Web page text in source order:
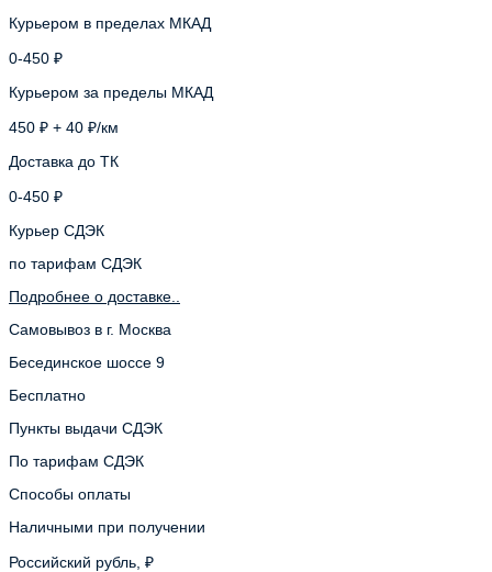
Курьером в пределах МКАД
0-450 ₽
Курьером за пределы МКАД
450 ₽ + 40 ₽/км
Доставка до ТК
0-450 ₽
Курьер СДЭК
по тарифам СДЭК
Подробнее о доставке..
Самовывоз в г. Москва
Бесединское шоссе 9
Бесплатно
Пункты выдачи СДЭК
По тарифам СДЭК
Способы оплаты
Наличными при получении
Российский рубль, ₽